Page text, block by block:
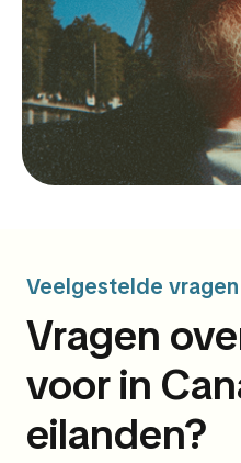
Veelgestelde vragen
Vragen
voor in
eilanden?